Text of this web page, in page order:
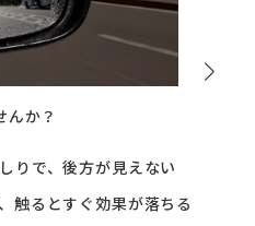
んか？
りで、後方が見えない
触るとすぐ効果が落ちる